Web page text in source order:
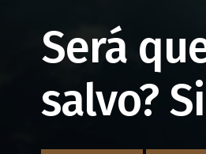
Será
salvo?